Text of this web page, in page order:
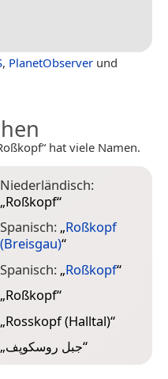
, PlanetObserver und
hat viele Namen.
Niederländisch:
„Roßkopf“
Spanisch: „Roßkopf
(Breisgau)“
Spanisch: „Roßkopf“
„Roßkopf“
„Rosskopf (Halltal)“
„جبل روسكوپف“